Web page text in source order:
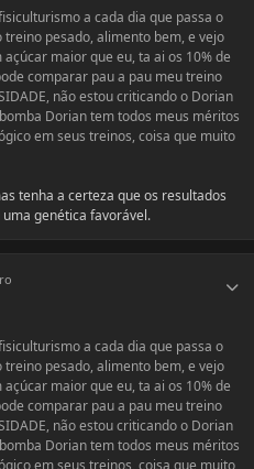
a cada dia que passa o
pesado, alimento bem, e vejo
maior que eu, ta ai os 10% de
comparar pau a pau meu treino
não estou criticando o Dorian
Dorian tem todos meus méritos
em seus treinos, coisa que muito
tenha a certeza que os resultados
genética favorável.
a cada dia que passa o
pesado, alimento bem, e vejo
maior que eu, ta ai os 10% de
comparar pau a pau meu treino
não estou criticando o Dorian
Dorian tem todos meus méritos